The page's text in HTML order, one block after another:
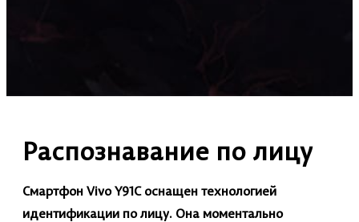
Распознавание по лицу
Смартфон Vivo Y91C оснащен технологией
идентификации по лицу. Она моментально